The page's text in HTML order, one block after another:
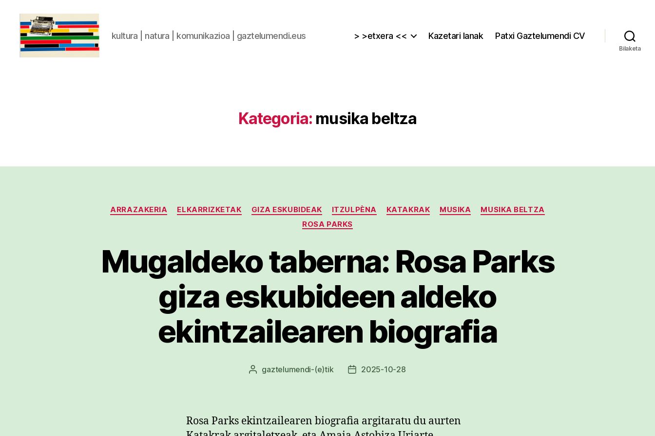
kultura | natura | komunikazioa | gaztelumendi.eus > >etxera << Kazetari lanak Patxi Gaztelumendi CV
Bilaketa
Kategoria: musika beltza
Kategoriak
ARRAZAKERIA ELKARRIZKETAK GIZA ESKUBIDEAK ITZULPÈNA KATAKRAK MUSIKA
MUSIKA BELTZA
ROSA PARKS
Mugaldeko taberna: Rosa Parks
giza eskubideen aldeko
ekintzailearen biografia
Argitalpenaren
gaztelumendi-(e)tik
Argitalpenaren
2025-10-28
Rosa Parks ekintzailearen biografia argitaratu du aurten